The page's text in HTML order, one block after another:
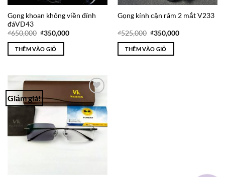
Gọng khoan không viền đính
đáVD43
₫650,000 Giá
là:
₫650,000.
₫350,000Giá
THÊM VÀO GIỎ
Gọng kính cận râm 2 mắt V233
₫525,000 Giá
là:
₫525,000.
₫350,000Giá
THÊM VÀO GIỎ
Giảm giá!
Add to
Wishlist